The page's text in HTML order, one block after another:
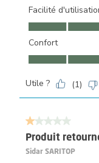
Facilité
Facilité
Confort
Confort, 5.0 sur 5
Utile ? (1)
1 sur 5 étoiles.
Produit
Sidar SARITOP